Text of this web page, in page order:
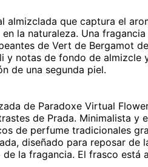
almizclada que captura el
la naturaleza. Una
de Vert de Bergamot
notas de fondo de almizcle
de una segunda piel.
de Paradoxe Virtual
de Prada. Minimalista y
de perfume tradicionales
diseñado para reposar de
la fragancia. El frasco está